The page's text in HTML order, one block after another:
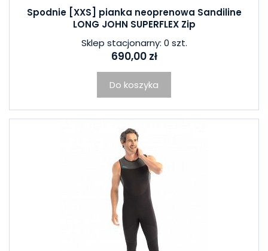
Spodnie [XXS] pianka neoprenowa Sandiline
LONG JOHN SUPERFLEX Zip
Sklep stacjonarny: 0 szt.
690,00 zł
Do koszyka